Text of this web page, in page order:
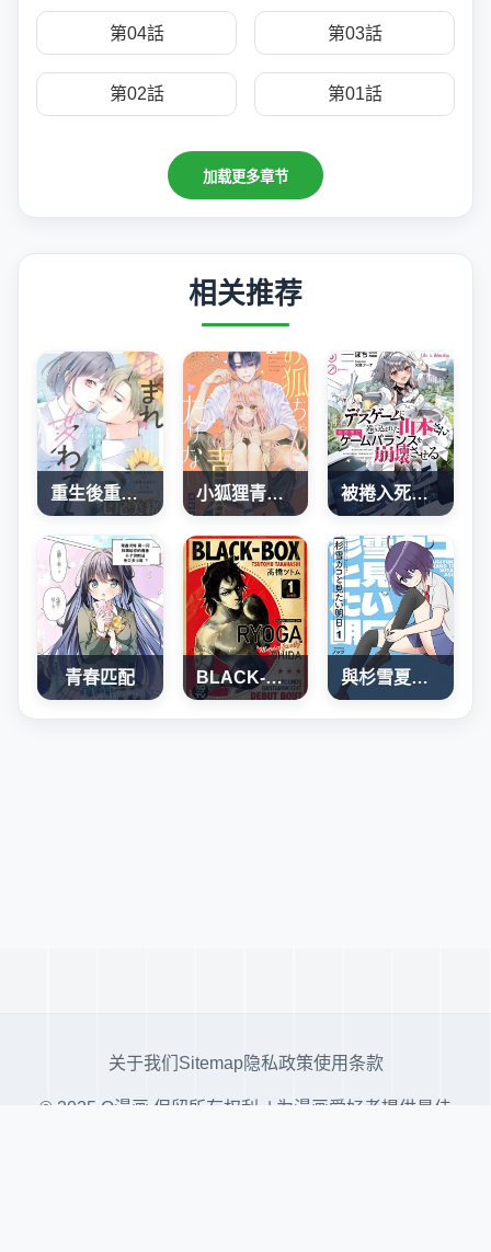
第04話 第03話
第02話 第01話
加载更多章节
相关推荐
重生後重新開始 小狐狸青春不足 被捲入死亡遊戲的山本小姐，正隨心所欲地摧毀遊戲平衡
青春匹配 BLACK-BOX 與杉雪夏子的明天
关于我们 Sitemap隐私政策使用条款
© 2025 Q漫画 保留所有权利. | 为漫画爱好者提供最佳